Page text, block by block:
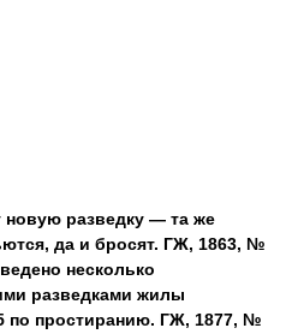
разведку — та же
да и бросят. ГЖ, 1863, №
несколько
разведками жилы
по простиранию. ГЖ, 1877, №